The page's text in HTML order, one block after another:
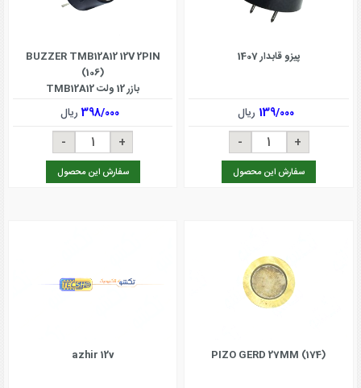
پیزو قابدار 1407
139/000 ریال
سفارش این محصول
BUZZER TMB12A12 12V 2PIN
(106)
بازر 12 ولت TMB12A12
398/000ریال
سفارش این محصول
PIZO GERD 27MM (174)
azhir 12v